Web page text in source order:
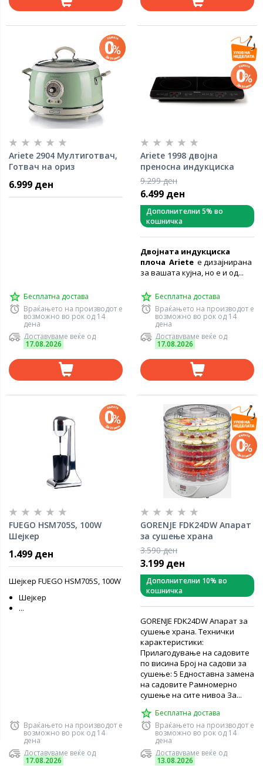
Ariete 2904 Мултиготвач,
Готвач на ориз
6.999 ден
Бесплатна достава
Враќањето на производот е
возможно во рок од 14
дена
Доставуваме веќе од
17.08.2026
Ariete 1998 двојна
преносна индукциска
плотна
9.299 ден
6.499 ден
Дополнителни 5% во
кошничка
Двојната индукциска
плоча Ariete е дизајнирана
за вашата кујна, но е и од...
Бесплатна достава
Враќањето на производот е
возможно во рок од 14
дена
Доставуваме веќе од
17.08.2026
FUEGO HSM705S, 100W
Шејкер
1.499 ден
Шејкер FUEGO HSM705S, 100W
Шејкер
...
Враќањето на производот е
возможно во рок од 14
дена
Доставуваме веќе од
17.08.2026
GORENJE FDK24DW Апарат
за сушење храна
3.590 ден
3.199 ден
Дополнителни 10% во
кошничка
GORENJE FDK24DW Апарат за
сушење храна. Технички
карактеристики:
Прилагодување на садовите
по висина Број на садови за
сушење: 5 Едноставна замена
на садовите Рамномерно
сушење на сите нивоа За...
Бесплатна достава
Враќањето на производот е
возможно во рок од 14
дена
Доставуваме веќе од
13.08.2026